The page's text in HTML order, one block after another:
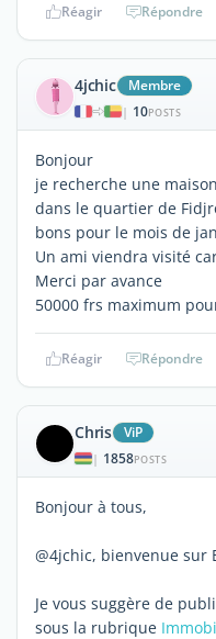
Réagir Répondre
4jchic Membre
| 10POSTS
Bonjour
je recherche une
dans le quartier de
bons pour le mois de
Un ami viendra visité
Merci par avance
50000 frs maximum
Réagir Répondre
Chris ViP
| 1858POSTS
Bonjour à tous,
@4jchic, bienvenue sur
Je vous suggère de
sous la rubrique